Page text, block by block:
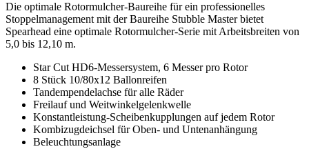
Die optimale Rotormulcher-Baureihe für ein professionelles
Stoppelmanagement mit der Baureihe Stubble Master bietet
Spearhead eine optimale Rotormulcher-Serie mit Arbeitsbreiten von
5,0 bis 12,10 m.
Star Cut HD6-Messersystem, 6 Messer pro Rotor
8 Stück 10/80x12 Ballonreifen
Tandempendelachse für alle Räder
Freilauf und Weitwinkelgelenkwelle
Konstantleistung-Scheibenkupplungen auf jedem Rotor
Kombizugdeichsel für Oben- und Untenanhängung
Beleuchtungsanlage